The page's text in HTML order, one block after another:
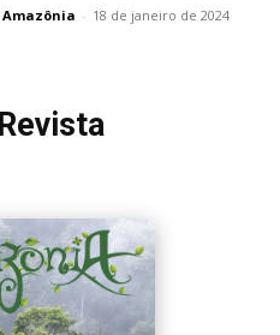
Amazônia - 18 de janeiro de 2024